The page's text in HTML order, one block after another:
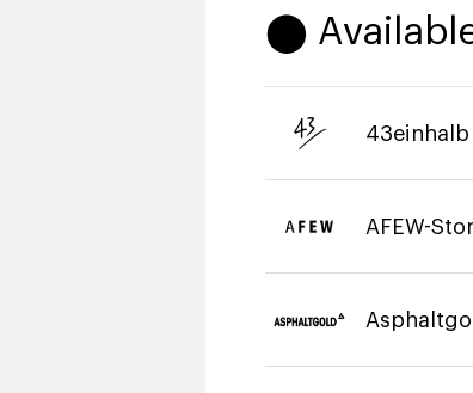
⬤
43einhalb
AFEW-